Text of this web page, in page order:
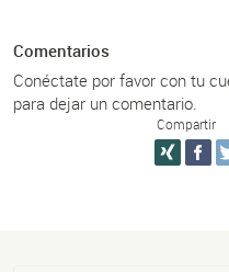
Comentarios
Conéctate por favor con tu
para dejar un comentario.
Compartir